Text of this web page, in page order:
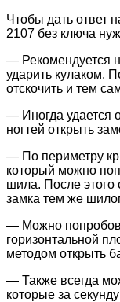
Чтобы дать ответ
2107 без ключа
— Рекомендуется
ударить кулаком.
отскочить и тем
— Иногда удается
ногтей открыть
— По периметру
который можно
шила. После этого
замка тем же
— Можно
горизонтальной
методом открыть
— Также всегда
которые за